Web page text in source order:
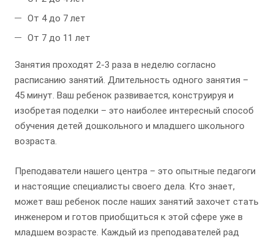
От 4 до 7 лет
От 7 до 11 лет
Занятия проходят 2-3 раза в неделю согласно
расписанию занятий. Длительность одного занятия –
45 минут. Ваш ребенок развивается, конструируя и
изобретая поделки – это наиболее интересный способ
обучения детей дошкольного и младшего школьного
возраста.
Преподаватели нашего центра – это опытные педагоги
и настоящие специалисты своего дела. Кто знает,
может ваш ребенок после наших занятий захочет стать
инженером и готов приобщиться к этой сфере уже в
младшем возрасте. Каждый из преподавателей рад